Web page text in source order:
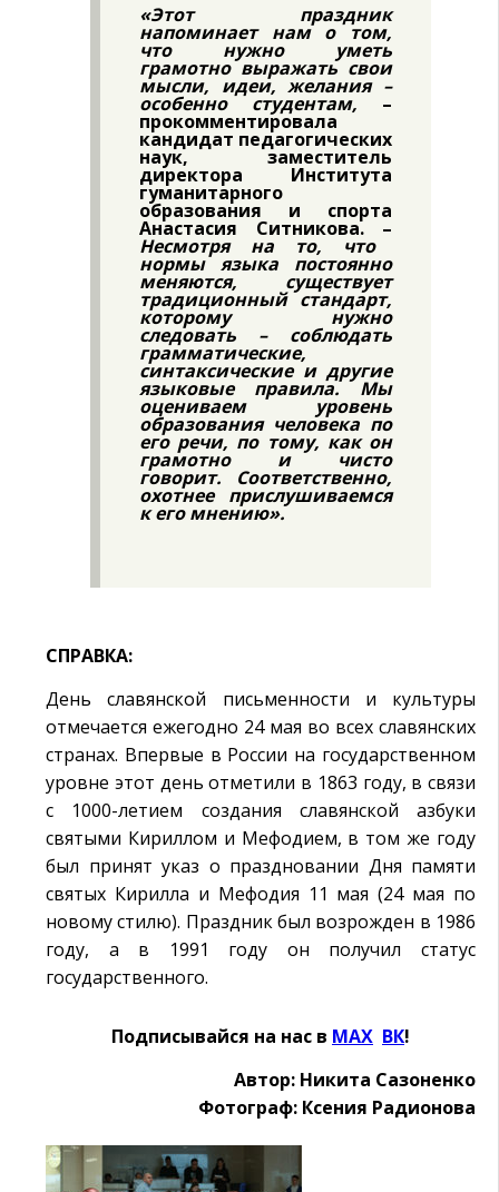
«Этот праздник
напоминает нам о том,
что нужно уметь
грамотно выражать свои
мысли, идеи, желания –
особенно студентам, –
прокомментировала
кандидат педагогических
наук, заместитель
директора Института
гуманитарного
образования и спорта
Анастасия Ситникова. –
Несмотря на то, что
нормы языка постоянно
меняются, существует
традиционный стандарт,
которому нужно
следовать – соблюдать
грамматические,
синтаксические и другие
языковые правила. Мы
оцениваем уровень
образования человека по
его речи, по тому, как он
грамотно и чисто
говорит. Соответственно,
охотнее прислушиваемся
к его мнению».
СПРАВКА:
День славянской письменности и культуры
отмечается ежегодно 24 мая во всех славянских
странах. Впервые в России на государственном
уровне этот день отметили в 1863 году, в связи
с 1000-летием создания славянской азбуки
святыми Кириллом и Мефодием, в том же году
был принят указ о праздновании Дня памяти
святых Кирилла и Мефодия 11 мая (24 мая по
новому стилю). Праздник был возрожден в 1986
году, а в 1991 году он получил статус
государственного.
Подписывайся на нас в MAX ВК!
Автор: Никита Сазоненко
Фотограф: Ксения Радионова